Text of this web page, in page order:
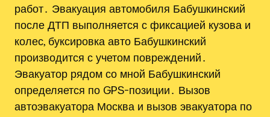
работ․ Эвакуация автомобиля Бабушкинский
после ДТП выполняется с фиксацией кузова и
колес, буксировка авто Бабушкинский
производится с учетом повреждений․
Эвакуатор рядом со мной Бабушкинский
определяется по GPS-позиции․ Вызов
автоэвакуатора Москва и вызов эвакуатора по